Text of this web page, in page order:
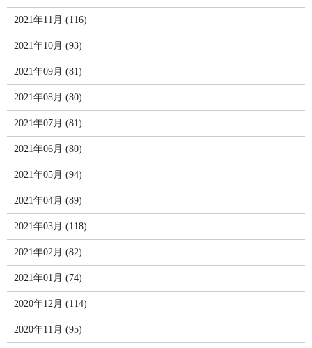
2021年11月 (116)
2021年10月 (93)
2021年09月 (81)
2021年08月 (80)
2021年07月 (81)
2021年06月 (80)
2021年05月 (94)
2021年04月 (89)
2021年03月 (118)
2021年02月 (82)
2021年01月 (74)
2020年12月 (114)
2020年11月 (95)